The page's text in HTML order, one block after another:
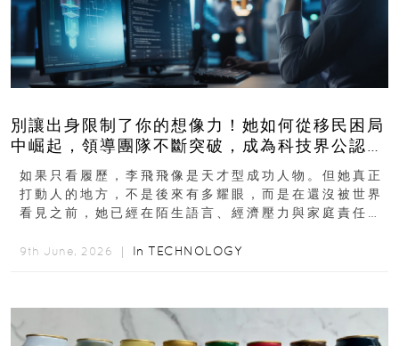
別讓出身限制了你的想像力！她如何從移民困局
中崛起，領導團隊不斷突破，成為科技界公認的
「教母」？
如果只看履歷，李飛飛像是天才型成功人物。但她真正
打動人的地方，不是後來有多耀眼，而是在還沒被世界
看見之前，她已經在陌生語言、經濟壓力與家庭責任之
西...
9th June, 2026 ｜ In TECHNOLOGY